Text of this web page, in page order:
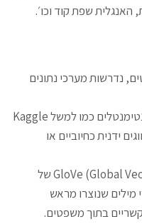
שפת קוד וכו׳.
נדרשות מערכי נתונים
ולצורך כך יש מגוון של מערכי נתונים סנטימנטלים כמו למשל Kaggle
מסווגים ידנית כחיוביים או
או GloVe (Global Vectors for Representation Word) של
שנוצרו מראש
בתוך משפטים.